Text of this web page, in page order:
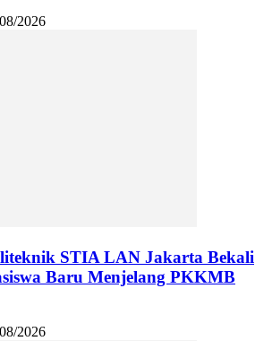
2026
STIA LAN Jakarta Bekali
Baru Menjelang PKKMB
2026